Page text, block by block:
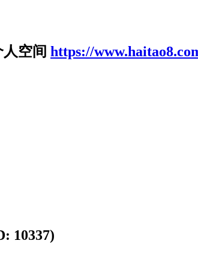
空间 https://
10337)